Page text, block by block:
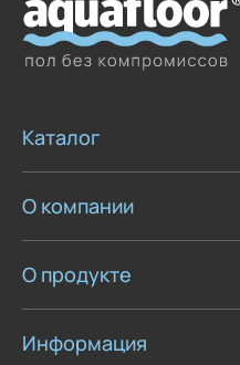
Каталог
О компании
О продукте
Информация